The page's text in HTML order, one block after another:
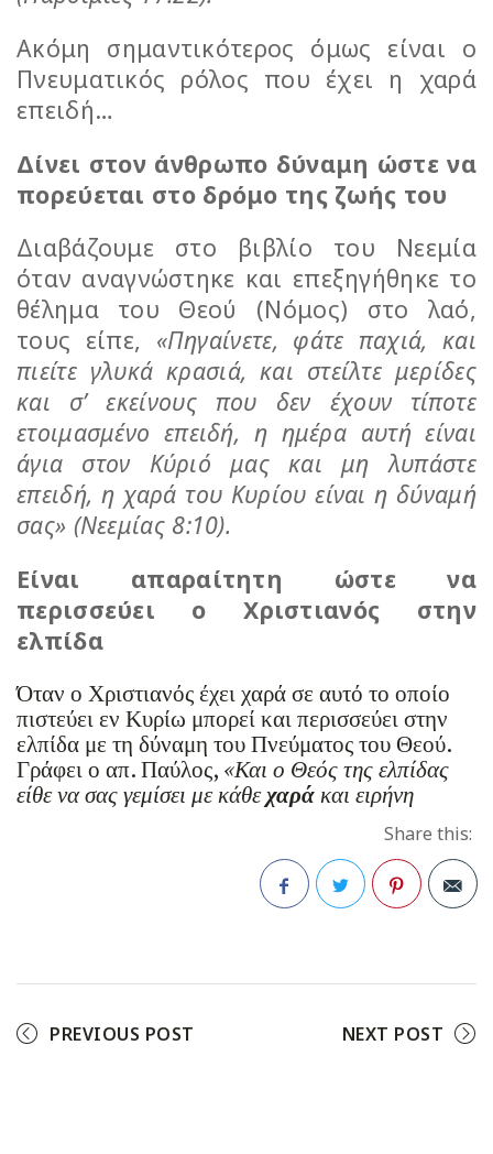
Ακόμη σημαντικότερος όμως είναι ο
Πνευματικός ρόλος που έχει η χαρά
επειδή…
Δίνει στον άνθρωπο δύναμη ώστε να
πορεύεται στο δρόμο της ζωής του
Διαβάζουμε στο βιβλίο του Νεεμία
όταν αναγνώστηκε και επεξηγήθηκε το
θέλημα του Θεού (Νόμος) στο λαό,
τους είπε, «Πηγαίνετε, φάτε παχιά, και
πιείτε γλυκά κρασιά, και στείλτε μερίδες
και σ’ εκείνους που δεν έχουν τίποτε
ετοιμασμένο επειδή, η ημέρα αυτή είναι
άγια στον Κύριό μας και μη λυπάστε
επειδή, η χαρά του Κυρίου είναι η δύναμή
σας» (Νεεμίας 8:10).
Είναι απαραίτητη ώστε να
περισσεύει ο Χριστιανός στην
ελπίδα
Όταν ο Χριστιανός έχει χαρά σε αυτό το οποίο
πιστεύει εν Κυρίω μπορεί και περισσεύει στην
ελπίδα με τη δύναμη του Πνεύματος του Θεού.
Γράφει ο απ. Παύλος, «Και ο Θεός της ελπίδας
είθε να σας γεμίσει με κάθεχαράκαι ειρήνη
Share this:
PREVIOUS POST NEXT POST